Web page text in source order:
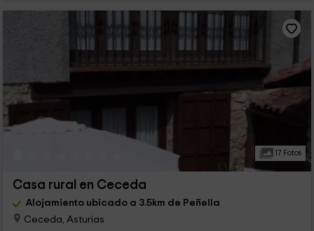
17 Fotos
Casa rural en Ceceda
Alojamiento ubicado a 3.5km de Peñella
Ceceda, Asturias